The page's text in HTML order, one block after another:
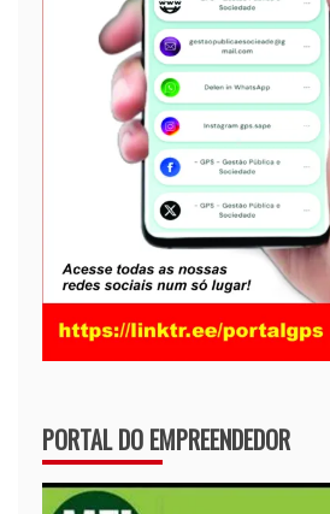
PORTAL DO EMPREENDEDOR